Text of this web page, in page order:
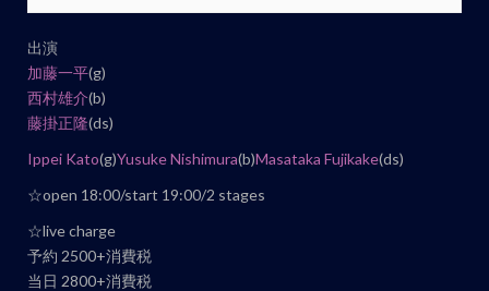
イ
ベ
ン
ト
ナ
ビ
ー
シ
出演
加藤一平(g)
西村雄介(b)
藤掛正隆(ds)
Ippei Kato(g)Yusuke Nishimura(b)Masataka Fujikake(ds)
☆open 18:00/start 19:00/2 stages
☆live charge
予約 2500+消費税
当日 2800+消費税